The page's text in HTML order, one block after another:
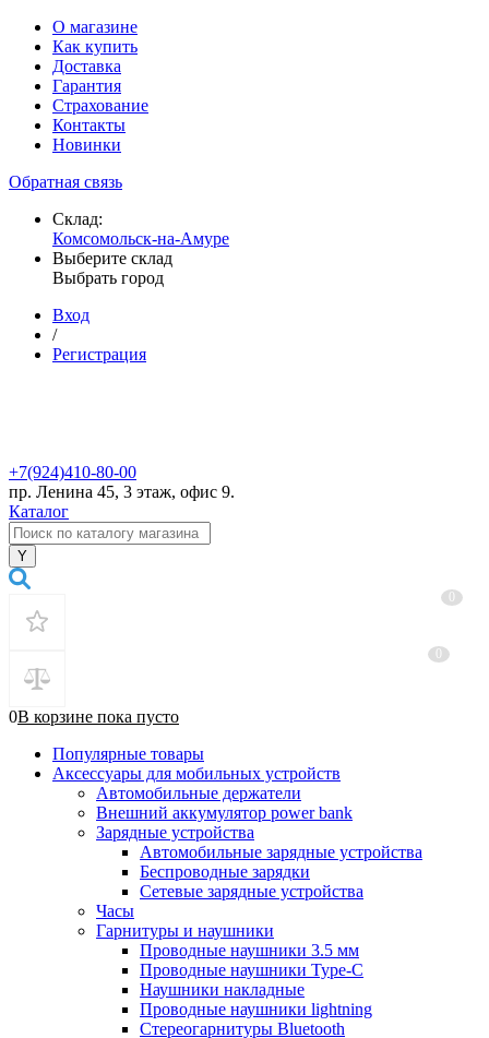
О магазине
Как купить
Доставка
Гарантия
Страхование
Контакты
Новинки
Обратная связь
Склад:
Комсомольск-на-Амуре
Выберите склад
Выбрать город
Вход
/
Регистрация
+7(924)410-80-00
пр. Ленина 45, 3 этаж, офис 9.
Каталог
0В корзине пока пусто
Популярные товары
Аксессуары для мобильных устройств
Автомобильные держатели
Внешний аккумулятор power bank
Зарядные устройства
Автомобильные зарядные устройства
Беспроводные зарядки
Сетевые зарядные устройства
Часы
Гарнитуры и наушники
Проводные наушники 3.5 мм
Проводные наушники Type-C
Наушники накладные
Проводные наушники lightning
Стереогарнитуры Bluetooth